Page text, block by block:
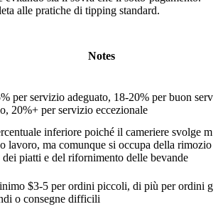
alle pratiche di tipping standard.
Notes
per servizio adeguato, 18-20% per buon serv
20%+ per servizio eccezionale
inferiore poiché il cameriere svolge m
lavoro, ma comunque si occupa della rimozio
dei piatti e del rifornimento delle bevande
$3-5 per ordini piccoli, di più per ordini g
o consegne difficili